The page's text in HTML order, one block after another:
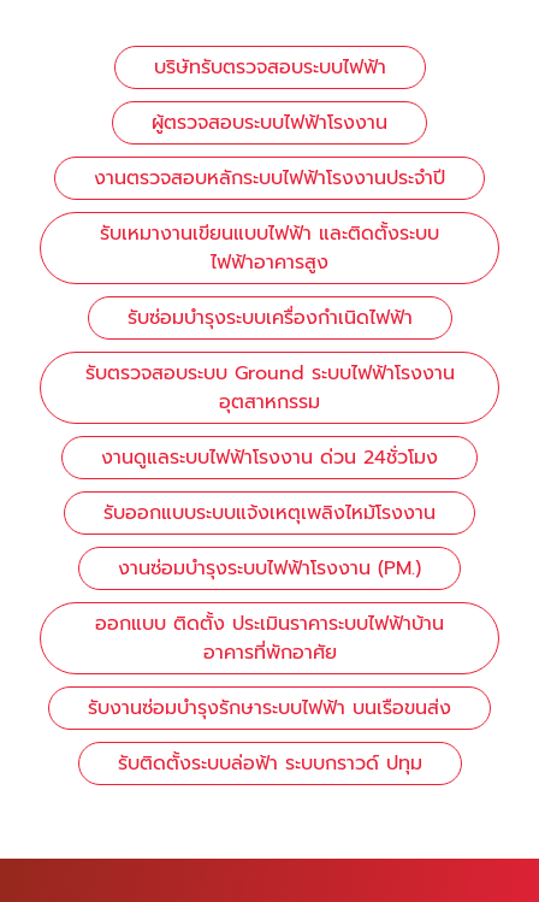
บริษัทรับตรวจสอบระบบไฟฟ้า
ผู้ตรวจสอบระบบไฟฟ้าโรงงาน
งานตรวจสอบหลักระบบไฟฟ้าโรงงานประจำปี
รับเหมางานเขียนแบบไฟฟ้า และติดตั้งระบบ
ไฟฟ้าอาคารสูง
รับซ่อมบำรุงระบบเครื่องกำเนิดไฟฟ้า
รับตรวจสอบระบบ Ground ระบบไฟฟ้าโรงงาน
อุตสาหกรรม
งานดูแลระบบไฟฟ้าโรงงาน ด่วน 24ชั่วโมง
รับออกแบบระบบแจ้งเหตุเพลิงไหม้โรงงาน
งานซ่อมบำรุงระบบไฟฟ้าโรงงาน (PM.)
ออกแบบ ติดตั้ง ประเมินราคาระบบไฟฟ้าบ้าน
อาคารที่พักอาศัย
รับงานซ่อมบำรุงรักษาระบบไฟฟ้า บนเรือขนส่ง
รับติดตั้งระบบล่อฟ้า ระบบกราวด์ ปทุม